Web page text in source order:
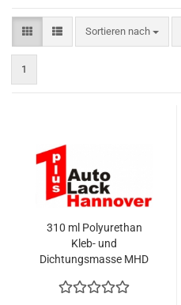
Sortieren nach
Sortieren nach
1
310 ml Polyurethan
Kleb- und
Dichtungsmasse MHD